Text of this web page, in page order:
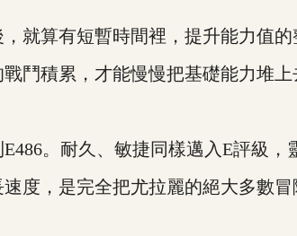
算有短暫時間裡，提升能力值的
積累，才能慢慢把基礎能力堆上
。耐久、敏捷同樣邁入E評級，
，是完全把尤拉麗的絕大多數冒